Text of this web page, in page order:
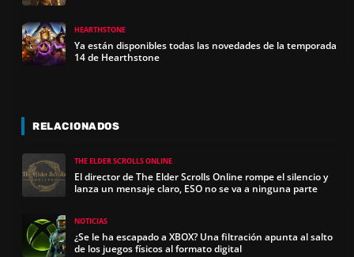
HEARTHSTONE
Ya están disponibles todas las novedades de la temporada
14 de Hearthstone
RELACIONADOS
THE ELDER SCROLLS ONLINE
El director de The Elder Scrolls Online rompe el silencio y
lanza un mensaje claro, ESO no se va a ninguna parte
NOTICIAS
¿Se le ha escapado a XBOX? Una filtración apunta al salto
de los juegos físicos al formato digital